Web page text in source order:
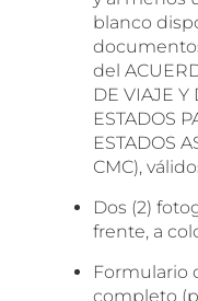
blanco
del
DE VIAJE Y
ESTADOS
ESTADOS
CMC),
Dos (2)
frente, a
Formulario
completo